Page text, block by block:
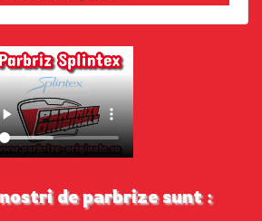
de parbrize sunt :